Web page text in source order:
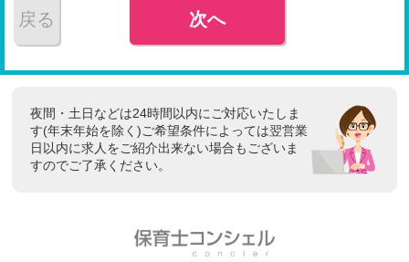
戻る 次へ
夜間・土日などは24時間以内にご対応いたしま
す(年末年始を除く)ご希望条件によっては翌営業
日以内に求人をご紹介出来ない場合もございま
すのでご了承ください。